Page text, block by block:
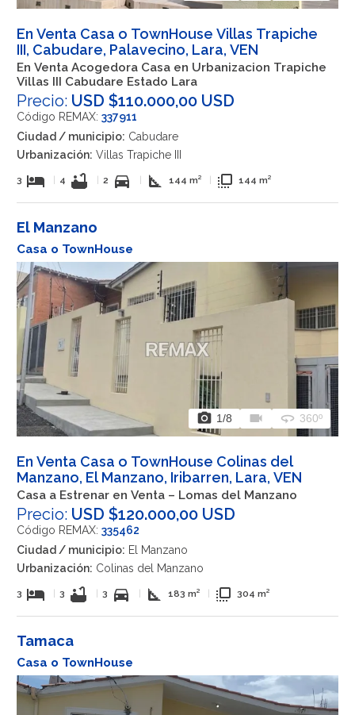
En Venta Casa o TownHouse Villas Trapiche
III, Cabudare, Palavecino, Lara, VEN
En Venta Acogedora Casa en Urbanizacion Trapiche
Villas III Cabudare Estado Lara
Precio: USD $110.000,00 USD
Código REMAX: 337911
Ciudad / municipio: Cabudare
Urbanización: Villas Trapiche III
3 hotel 4 bathtub 2 directions_car square_foot 144 m² flip_to_front 144 m²
El Manzano
Casa o TownHouse
photo_camera 1/8 videocam 360 360º
En Venta Casa o TownHouse Colinas del
Manzano, El Manzano, Iribarren, Lara, VEN
Casa a Estrenar en Venta – Lomas del Manzano
Precio: USD $120.000,00 USD
Código REMAX: 335462
Ciudad / municipio: El Manzano
Urbanización: Colinas del Manzano
3 hotel 3 bathtub 3 directions_car square_foot 183 m² flip_to_front 304 m²
Tamaca
Casa o TownHouse